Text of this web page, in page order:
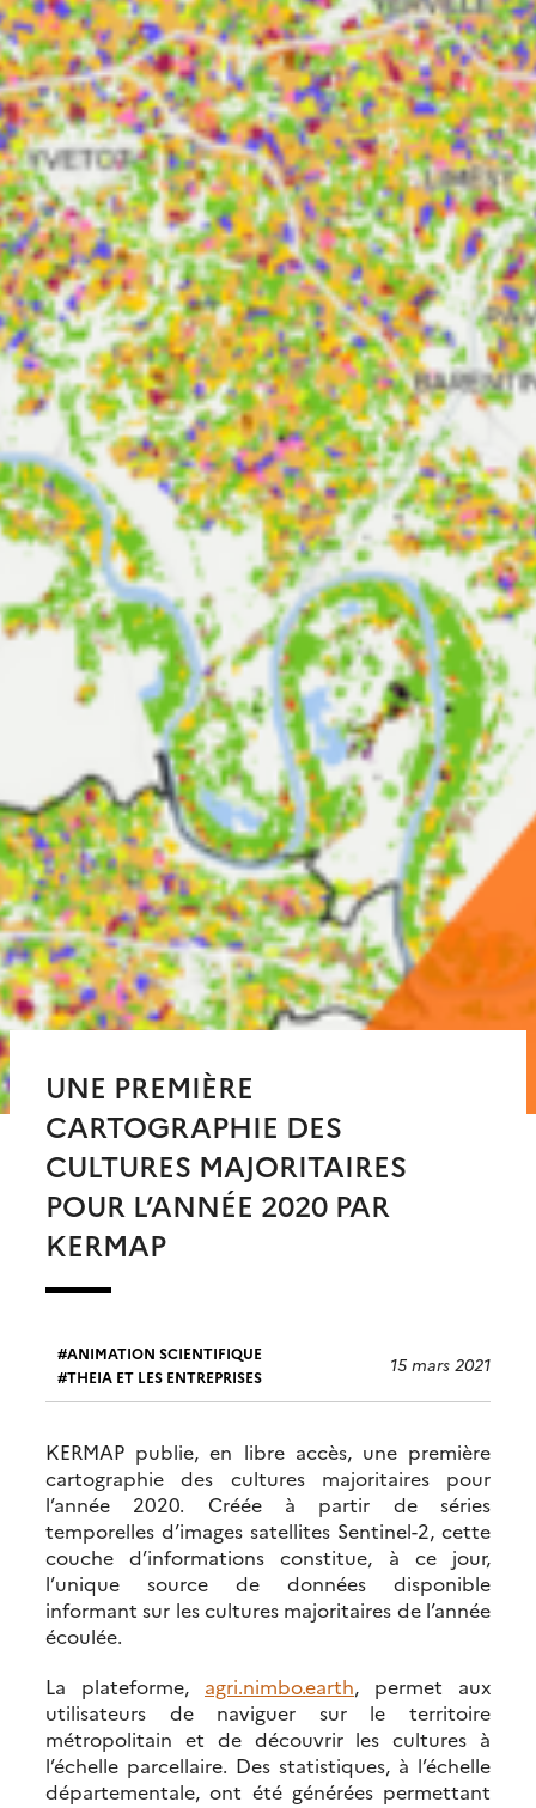
UNE PREMIÈRE
CARTOGRAPHIE DES
CULTURES MAJORITAIRES
POUR L’ANNÉE 2020 PAR
KERMAP
ANIMATION SCIENTIFIQUE
THEIA ET LES ENTREPRISES
15 mars 2021
KERMAP publie, en libre accès, une première
cartographie des cultures majoritaires pour
l’année 2020. Créée à partir de séries
temporelles d’images satellites Sentinel-2, cette
couche d’informations constitue, à ce jour,
l’unique source de données disponible
informant sur les cultures majoritaires de l’année
écoulée.
La plateforme, agri.nimbo.earth, permet aux
utilisateurs de naviguer sur le territoire
métropolitain et de découvrir les cultures à
l’échelle parcellaire. Des statistiques, à l’échelle
départementale, ont été générées permettant